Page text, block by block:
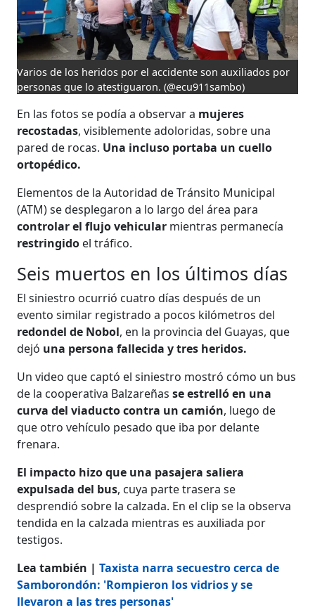
Varios de los heridos por el accidente son auxiliados por
personas que lo atestiguaron. (@ecu911sambo)
En las fotos se podía a observar a mujeres
recostadas, visiblemente adoloridas, sobre una
pared de rocas. Una incluso portaba un cuello
ortopédico.
Elementos de la Autoridad de Tránsito Municipal
(ATM) se desplegaron a lo largo del área para
controlar el flujo vehicular mientras permanecía
restringido el tráfico.
Seis muertos en los últimos días
El siniestro ocurrió cuatro días después de un
evento similar registrado a pocos kilómetros del
redondel de Nobol, en la provincia del Guayas, que
dejó una persona fallecida y tres heridos.
Un video que captó el siniestro mostró cómo un bus
de la cooperativa Balzareñas se estrelló en una
curva del viaducto contra un camión, luego de
que otro vehículo pesado que iba por delante
frenara.
El impacto hizo que una pasajera saliera
expulsada del bus, cuya parte trasera se
desprendió sobre la calzada. En el clip se la observa
tendida en la calzada mientras es auxiliada por
testigos.
Lea también |Taxista narra secuestro cerca de
Samborondón: 'Rompieron los vidrios y se
llevaron a las tres personas'